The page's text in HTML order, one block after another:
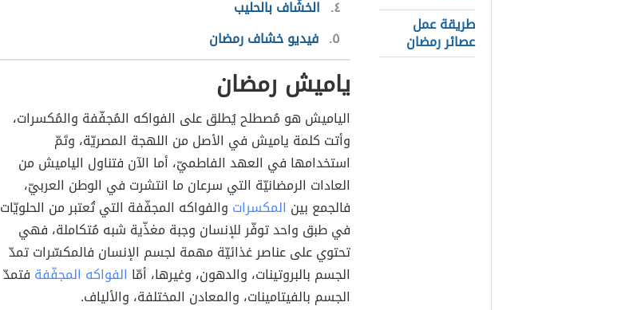
طريقة عمل
عصائر رمضان
٤ الخشّاف بالحليب
٥ فيديو خشاف رمضان
ياميش رمضان
الياميش هو مُصطلح يُطلق على الفواكه المُجفّفة والمُكسرات،
وأتت كلمة ياميش في الأصل من اللهجة المصريّة، وتَمّ
استخدامها في العهد الفاطميّ، أما الآن فتناول الياميش من
العادات الرمضانيّة التي سرعان ما انتشرت في الوطن العربيّ،
فالجمع بين المكسرات والفواكه المجفّفة التي تُعتبر من الحلويّات
في طبق واحد توفّر للإنسان وجبة مغذّية شبه مُتكاملة، فهي
تحتوي على عناصر غذائيّة مهمة لجسم الإنسان فالمكسّرات تمدّ
الجسم بالبروتينات، والدهون، وغيرها، أمّا الفواكه المجفّفة فتمدّ
الجسم بالفيتامينات، والمعادن المختلفة، والألياف.